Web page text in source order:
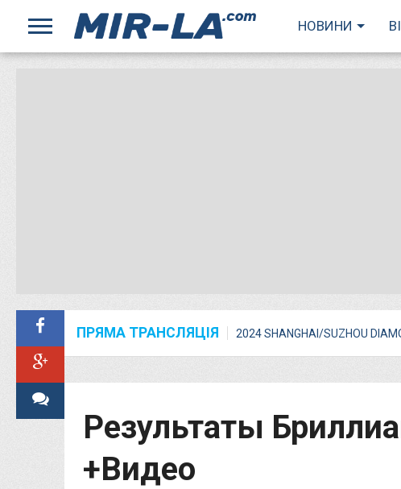
НОВИНИ
ПРЯМА ТРАНСЛЯЦІЯ 2024 SHANGHAI/SUZHOU
Результаты
+Видео